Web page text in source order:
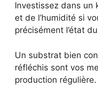
Investissez dans un
et de l’humidité si
précisément l’état
Un substrat bien
réfléchis sont vos
production régulière.